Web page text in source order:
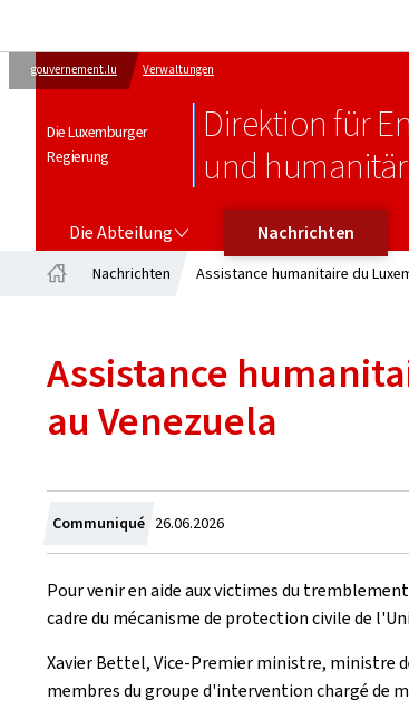
gouvernement.lu Verwaltungen
Die Luxemburger
Regierung
Direktion für
und
Die Abteilung Nachrichten
Nachrichten Assistance humanitaire du
Assistance
au Venezuela
Communiqué Zum
26.06.2026
Pour venir en aide aux victimes du
cadre du mécanisme de protection civile de
Xavier Bettel, Vice-Premier ministre, ministre
membres du groupe d'intervention chargé de